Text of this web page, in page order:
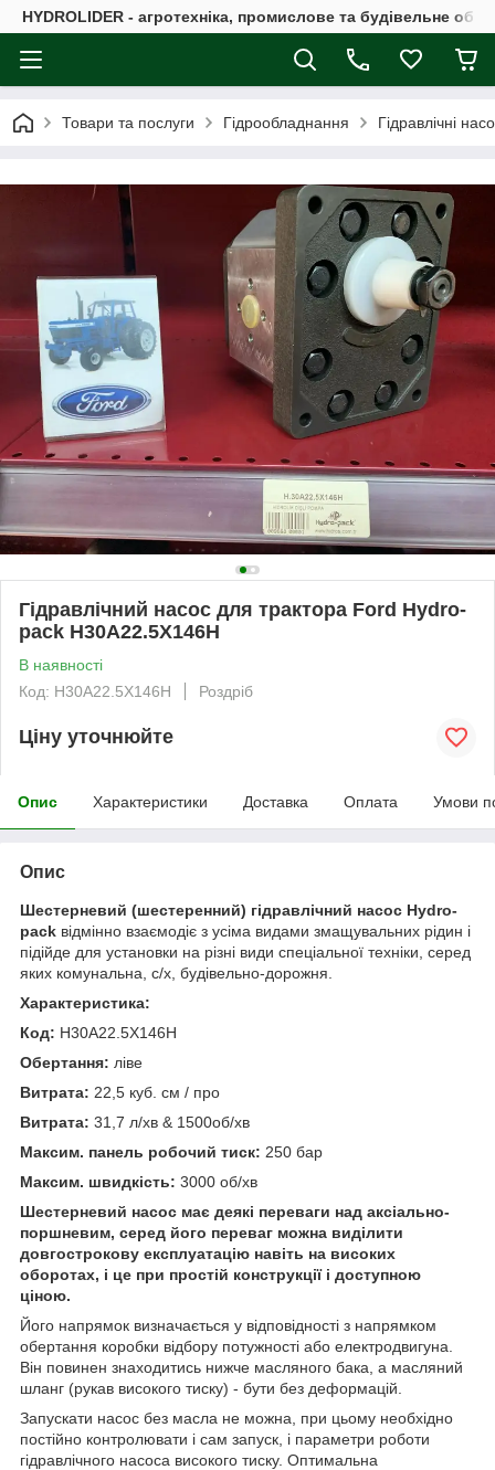
HYDROLIDER - агротехніка, промислове та будівельне
Товари та послуги Гідрообладнання Гідравлічні
Гідравлічний насос для трактора Ford Hydro-
pack H30A22.5X146H
В наявності
Код: H30A22.5X146H
Роздріб
Ціну уточнюйте
Опис Характеристики Доставка Оплата Умови
Опис
Шестерневий (шестеренний) гідравлічний насос Hydro-
pack відмінно взаємодіє з усіма видами змащувальних рідин і
підійде для установки на різні види спеціальної техніки, серед
яких комунальна, с/х, будівельно-дорожня.
Характеристика:
Код: H30A22.5X146H
Обертання: ліве
Витрата: 22,5 куб. см / про
Витрата: 31,7 л/хв & 1500об/хв
Максим. панель робочий тиск: 250 бар
Максим. швидкість: 3000 об/хв
Шестерневий насос має деякі переваги над аксіально-
поршневим, серед його переваг можна виділити
довгострокову експлуатацію навіть на високих
оборотах, і це при простій конструкції і доступною
ціною.
Його напрямок визначається у відповідності з напрямком
обертання коробки відбору потужності або електродвигуна.
Він повинен знаходитись нижче масляного бака, а масляний
шланг (рукав високого тиску) - бути без деформацій.
Запускати насос без масла не можна, при цьому необхідно
постійно контролювати і сам запуск, і параметри роботи
гідравлічного насоса високого тиску. Оптимальна